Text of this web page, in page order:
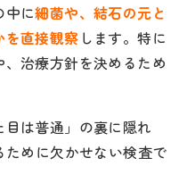
中に細菌や、結石の元と
を直接観察 します。特に
治療方針を決めるため
は普通」の裏に隠れ
めに欠かせない検査で